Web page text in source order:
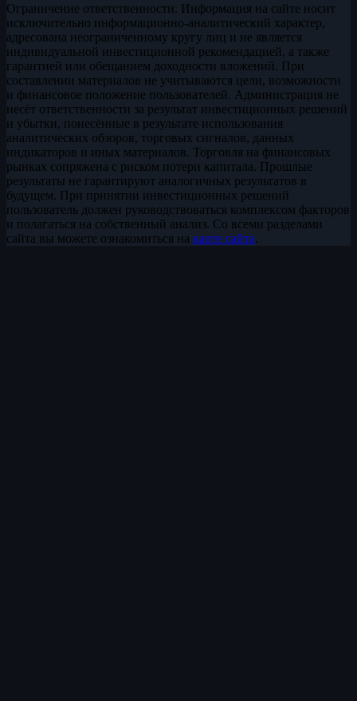
Ограничение ответственности. Информация на сайте носит
исключительно информационно-аналитический характер,
адресована неограниченному кругу лиц и не является
индивидуальной инвестиционной рекомендацией, а также
гарантией или обещанием доходности вложений. При
составлении материалов не учитываются цели, возможности
и финансовое положение пользователей. Администрация не
несёт ответственности за результат инвестиционных решений
и убытки, понесённые в результате использования
аналитических обзоров, торговых сигналов, данных
индикаторов и иных материалов. Торговля на финансовых
рынках сопряжена с риском потери капитала. Прошлые
результаты не гарантируют аналогичных результатов в
будущем. При принятии инвестиционных решений
пользователь должен руководствоваться комплексом факторов
и полагаться на собственный анализ. Со всеми разделами
сайта вы можете ознакомиться на карте сайта.